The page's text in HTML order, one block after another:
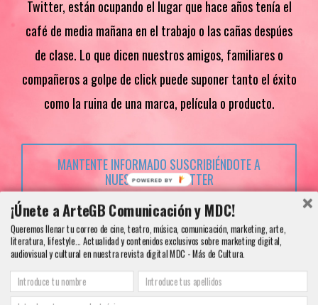
Twitter, están ocupando el lugar que hace años tenía el
café de media mañana en el trabajo o las cañas despúes
de clase. Lo que dicen nuestros amigos, familiares o
compañeros a golpe de click puede suponer tanto el éxito
como la ruina de una marca, película o producto.
MANTENTE INFORMADO SUSCRIBIÉNDOTE A
NUESTRA NEWSLETTER
Copyright 2000 - 2016 ArteGB | Todos los derechos reservados |
Condiciones de Venta y Privacidad - Política de Cookies| Contacto:
¡Únete a ArteGB Comunicación y MDC!
Queremos llenar tu correo de cine, teatro, música, comunicación, marketing, arte,
literatura, lifestyle... Actualidad y contenidos exclusivos sobre marketing digital,
audiovisual y cultural en nuestra revista digital MDC - Más de Cultura.